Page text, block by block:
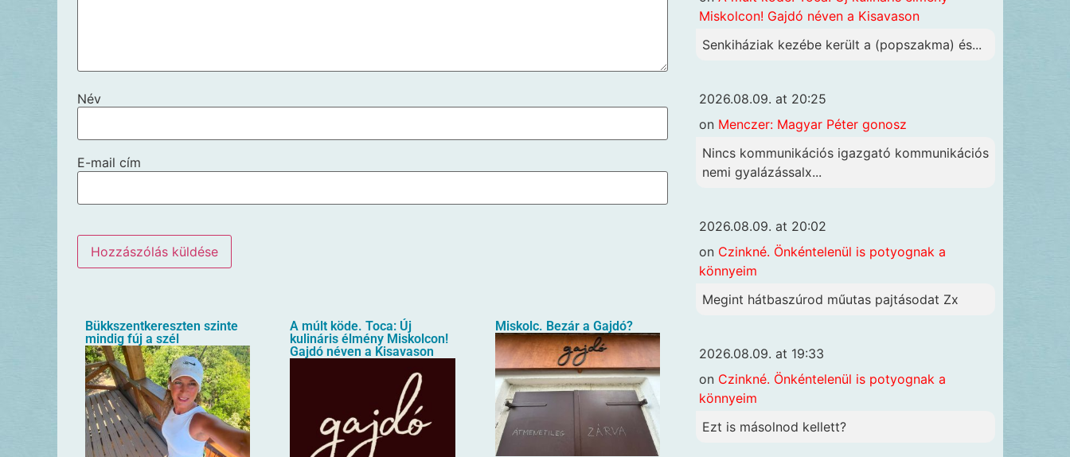
Név
E-mail cím
Bükkszentkereszten szinte
mindig fúj a szél
A múlt köde. Toca: Új
kulináris élmény Miskolcon!
Gajdó néven a Kisavason
Miskolc. Bezár a Gajdó?
Miskolcon! Gajdó néven a Kisavason
Senkiháziak kezébe került a (popszakma) és...
2026.08.09. at 20:25
on Menczer: Magyar Péter gonosz
Nincs kommunikációs igazgató kommunikációs
nemi gyalázássalx...
2026.08.09. at 20:02
on Czinkné. Önkéntelenül is potyognak a
könnyeim
Megint hátbaszúrod műutas pajtásodat Zx
2026.08.09. at 19:33
on Czinkné. Önkéntelenül is potyognak a
könnyeim
Ezt is másolnod kellett?